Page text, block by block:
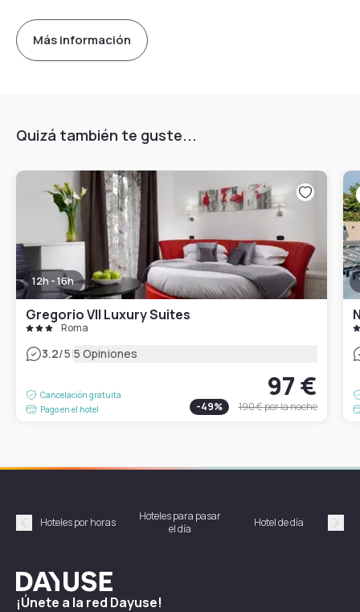
Más información
Quizá también te guste...
12h - 16h
Gregorio VII Luxury Suites
Roma
3.2/5|5 Opiniones
Cancelación gratuita
Pago en el hotel
97 €
-49% 190 €por la noche
Précédent
Hoteles por horas
Hoteles para pasar
el día
Hotel de día
Dayuse
¡Únete a la red Dayuse!